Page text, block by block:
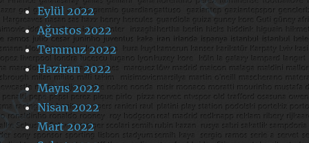
Eylül 2022
Ağustos 2022
Temmuz 2022
Haziran 2022
Mayıs 2022
Nisan 2022
Mart 2022